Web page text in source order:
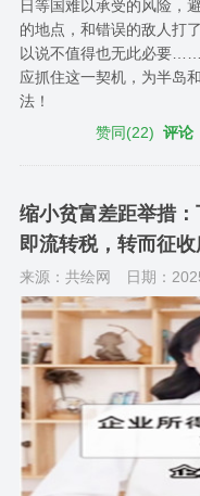
日等国难以承受的风险，
的地点，和错误的敌人打
以说不值得也无此必要
应抓住这一契机，为半岛
法！
赞同(22) 评论
缩小贫富差距举措
即流转税，转而征
来源：共绘网 日期：